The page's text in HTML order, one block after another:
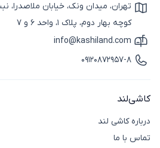
آیکون نقشه
تهران، میدان ونک، خیابان ملاصدرا،
کوچه بهار دوم، پلاک 1، واحد 6 و 7
آیکون ایمیل
info@kashiland.com
آیکون تماس
09120872957-8
کاشی‌لند
درباره کاشی لند
تماس با ما